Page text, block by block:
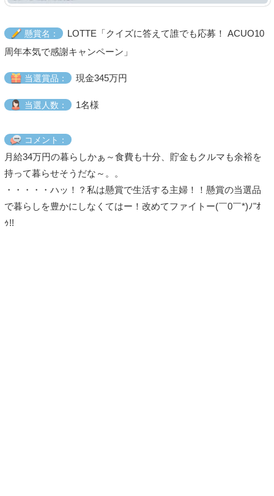
懸賞名：
LOTTE「クイズに答えて誰でも応募！ ACUO10
周年本気で感謝キャンペーン」
当選賞品： 現金345万円
当選人数： 1名様
コメント：
月給34万円の暮らしかぁ～食費も十分、貯金もクルマも余裕を
持って暮らせそうだな～。。
・・・・・ハッ！？私は懸賞で生活する主婦！！懸賞の当選品
で暮らしを豊かにしなくてはー！改めてファイトー(￣0￣*)ﾉ"ｵ
ｩ!!